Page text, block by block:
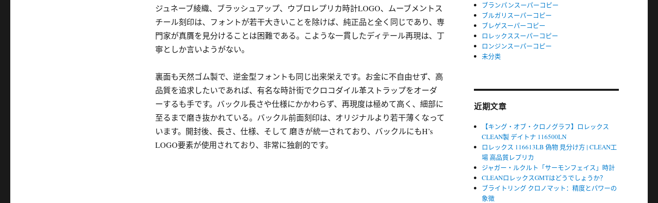
ジュネーブ綾織、ブラッシュアップ、ウブロレプリカ時計LOGO、ムーブメントス
チール刻印は、フォントが若干大きいことを除けば、純正品と全く同じであり、専
門家が真贋を見分けることは困難である。こような一貫したディテール再現は、丁
寧としか言いようがない。
裏面も天然ゴム製で、逆金型フォントも同じ出来栄えです。お金に不自由せず、高
品質を追求したいであれば、有名な時計街でクロコダイル革ストラップをオーダ
ーするも手です。バックル長さや仕様にかかわらず、再現度は極めて高く、細部に
至るまで磨き抜かれている。バックル前面刻印は、オリジナルより若干薄くなって
います。開封後、長さ、仕様、そして 磨きが統一されており、バックルにもH’s
LOGO要素が使用されており、非常に独創的です。
ブランパンスーパーコピー
ブルガリスーパーコピー
ブレゲスーパーコピー
ロレックススーパーコピー
ロンジンスーパーコピー
未分类
近期文章
【キング・オブ・クロノグラフ】ロレックス
CLEAN製 デイトナ 116500LN
ロレックス 116613LB 偽物 見分け方 | CLEAN工
場 高品質レプリカ
ジャガー・ルクルト「サーモンフェイス」時計
CLEANロレックスGMTはどうでしょうか？
ブライトリング クロノマット：精度とパワーの
象徴